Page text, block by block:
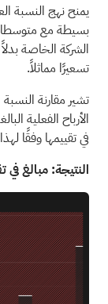
يمنح نهج النسبة
بسيطة مع
الشركة الخاصة
تسعيرًا مماثلاً.
في تقييمها وفقًا
النتيجة: مبالغ في